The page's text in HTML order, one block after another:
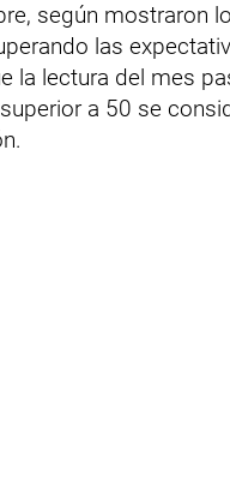
según mostraron
las
la lectura del mes
a 50 se